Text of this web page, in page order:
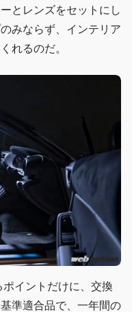
とレンズをセットにし
みならず、インテリア
れるのだ。
イントだけに、交換
準適合品で、一年間の